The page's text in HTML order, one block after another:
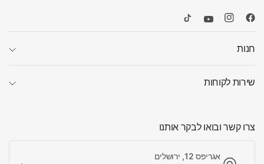
חנות
שירות לקוחות
צרו קשר ובואו לבקר אותנו
אגריפס 12, ירושלים